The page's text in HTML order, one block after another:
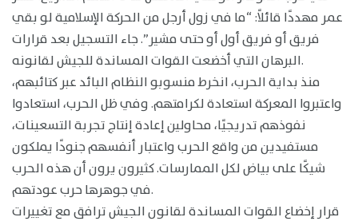
عمر مهددًا قائلاً: “ما في زول أرجل من الحركة الإسلامية لو بقي
فريق أو فريق أول أو حتى مشير”. جاء التسجيل بعد قرارات
البرهان التي أخضعت القوات المساندة للجيش لقانونه.
منذ بداية الحرب، انخرط منسوبو النظام البائد عبر كتائبهم،
واعتبروا المعركة استعادة لكرامتهم. وفي ظل الحرب، استعادوا
نفوذهم تدريجيًا، محاولين إعادة إنتاج تجربة التسعينات،
مستفيدين من واقع الحرب واعتبار أنفسهم جنودًا يملكون
شيكًا على بياض لكل الممارسات. كثيرون يرون أن هذه الحرب
في جوهرها حرب عودتهم.
قرار إخضاع القوات المساندة لقانون الجيش ترافق مع تغييرات